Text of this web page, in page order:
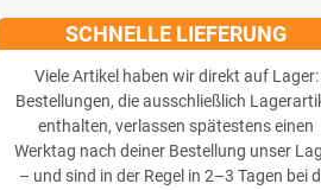
SCHNELLE LIEFERUNG
Viele Artikel haben wir direkt auf Lager:
Bestellungen, die ausschließlich
enthalten, verlassen spätestens einen
Werktag nach deiner Bestellung unser
– und sind in der Regel in 2–3 Tagen bei